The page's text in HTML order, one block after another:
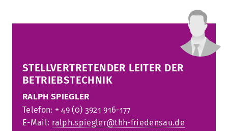
STELLVERTRETENDER LEITER DER
BETRIEBSTECHNIK
RALPH SPIEGLER
Telefon: + 49 (0) 3921 916-177
E-Mail: ralph.spiegler@thh-friedensau.de